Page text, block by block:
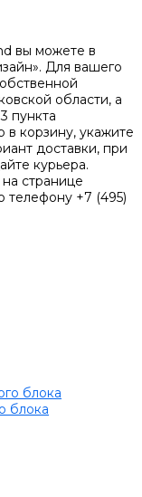
вы можете в
Для вашего
области, а
пункта
в корзину, укажите
доставки, при
курьера.
странице
телефону +7 (495)
блока